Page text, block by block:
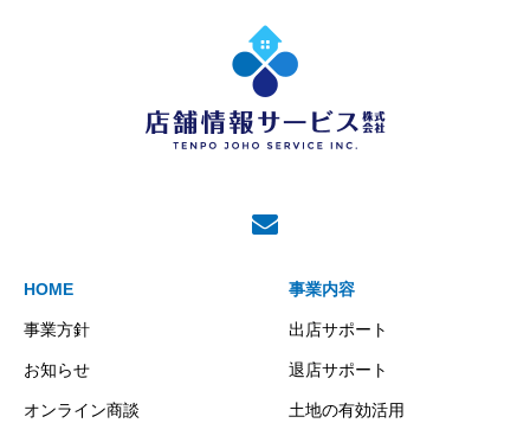
HOME
事業方針
お知らせ
オンライン商談
事業内容
出店サポート
退店サポート
土地の有効活用